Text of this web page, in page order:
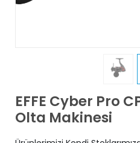
EFFE Cyber Pro
Olta Makinesi